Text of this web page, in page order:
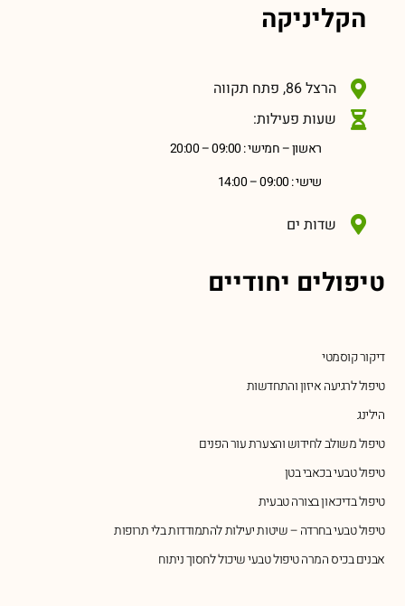
הקליניקה
הרצל 86, פתח תקווה
שעות פעילות:
ראשון – חמישי : 09:00 – 20:00
שישי : 09:00 – 14:00
שדות ים
טיפולים יחודיים
דיקור קוסמטי
טיפול לרגיעה איזון והתחדשות
הילינג
טיפול משולב לחידוש והצערת עור הפנים
טיפול טבעי בכאבי בטן
טיפול בדיכאון בצורה טבעית
טיפול טבעי בחרדה – שיטות יעילות להתמודדות בלי תרופות
אבנים בכיס המרה טיפול טבעי שיכול לחסוך ניתוח